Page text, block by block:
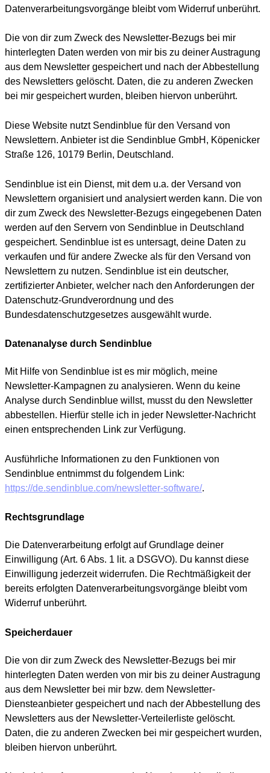
Datenverarbeitungsvorgänge bleibt vom Widerruf unberührt.
Die von dir zum Zweck des Newsletter-Bezugs bei mir
hinterlegten Daten werden von mir bis zu deiner Austragung
aus dem Newsletter gespeichert und nach der Abbestellung
des Newsletters gelöscht. Daten, die zu anderen Zwecken
bei mir gespeichert wurden, bleiben hiervon unberührt.
Diese Website nutzt Sendinblue für den Versand von
Newslettern. Anbieter ist die Sendinblue GmbH, Köpenicker
Straße 126, 10179 Berlin, Deutschland.
Sendinblue ist ein Dienst, mit dem u.a. der Versand von
Newslettern organisiert und analysiert werden kann. Die von
dir zum Zweck des Newsletter-Bezugs eingegebenen Daten
werden auf den Servern von Sendinblue in Deutschland
gespeichert. Sendinblue ist es untersagt, deine Daten zu
verkaufen und für andere Zwecke als für den Versand von
Newslettern zu nutzen. Sendinblue ist ein deutscher,
zertifizierter Anbieter, welcher nach den Anforderungen der
Datenschutz-Grundverordnung und des
Bundesdatenschutzgesetzes ausgewählt wurde.
Datenanalyse durch Sendinblue
Mit Hilfe von Sendinblue ist es mir möglich, meine
Newsletter-Kampagnen zu analysieren. Wenn du keine
Analyse durch Sendinblue willst, musst du den Newsletter
abbestellen. Hierfür stelle ich in jeder Newsletter-Nachricht
einen entsprechenden Link zur Verfügung.
Ausführliche Informationen zu den Funktionen von
Sendinblue entnimmst du folgendem Link:
https://de.sendinblue.com/newsletter-software/.
Rechtsgrundlage
Die Datenverarbeitung erfolgt auf Grundlage deiner
Einwilligung (Art. 6 Abs. 1 lit. a DSGVO). Du kannst diese
Einwilligung jederzeit widerrufen. Die Rechtmäßigkeit der
bereits erfolgten Datenverarbeitungsvorgänge bleibt vom
Widerruf unberührt.
Speicherdauer
Die von dir zum Zweck des Newsletter-Bezugs bei mir
hinterlegten Daten werden von mir bis zu deiner Austragung
aus dem Newsletter bei mir bzw. dem Newsletter-
Diensteanbieter gespeichert und nach der Abbestellung des
Newsletters aus der Newsletter-Verteilerliste gelöscht.
Daten, die zu anderen Zwecken bei mir gespeichert wurden,
bleiben hiervon unberührt.